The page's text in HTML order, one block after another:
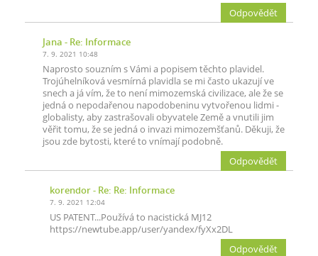
Odpovědět
Jana - Re: Informace
7. 9. 2021 10:48
Naprosto souzním s Vámi a popisem těchto plavidel.
Trojúhelníková vesmírná plavidla se mi často ukazují ve
snech a já vím, že to není mimozemská civilizace, ale že se
jedná o nepodařenou napodobeninu vytvořenou lidmi -
globalisty, aby zastrašovali obyvatele Země a vnutili jim
věřit tomu, že se jedná o invazi mimozemšťanů. Děkuji, že
jsou zde bytosti, které to vnímají podobně.
Odpovědět
korendor- Re: Re: Informace
7. 9. 2021 12:04
US PATENT...Používá to nacistická MJ12
https://newtube.app/user/yandex/fyXx2DL
Odpovědět